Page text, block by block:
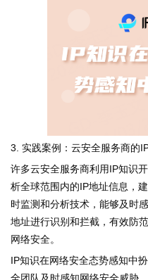
3. 实践案例：云安全服务商的
许多云安全服务商利用IP知识
析全球范围内的IP地址信息，
时监测和分析技术，能够及时
地址进行识别和拦截，有效防
网络安全。
IP知识在网络安全态势感知中